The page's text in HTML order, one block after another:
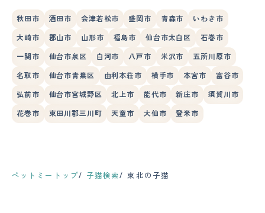
秋田市 酒田市 会津若松市 盛岡市 青森市 いわき市
大崎市 郡山市 山形市 福島市 仙台市太白区 石巻市
一関市 仙台市泉区 白河市 八戸市 米沢市 五所川原市
名取市 仙台市青葉区 由利本荘市 横手市 本宮市 富谷市
弘前市 仙台市宮城野区 北上市 能代市 新庄市 須賀川市
花巻市 東田川郡三川町 天童市 大仙市 登米市
ペットミートップ 子猫検索 東北の子猫